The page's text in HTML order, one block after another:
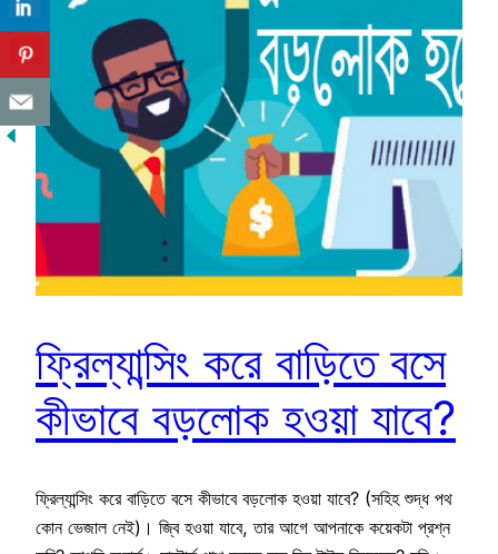
ফ্রিল্যান্সিং করে বাড়িতে বসে
কীভাবে বড়লোক হওয়া যাবে?
ফ্রিল্যান্সিং করে বাড়িতে বসে কীভাবে বড়লোক হওয়া যাবে? (সহিহ শুদ্ধ পথ
কোন ভেজাল নেই)। জ্বি হওয়া যাবে, তার আগে আপনাকে কয়েকটা প্রশ্ন